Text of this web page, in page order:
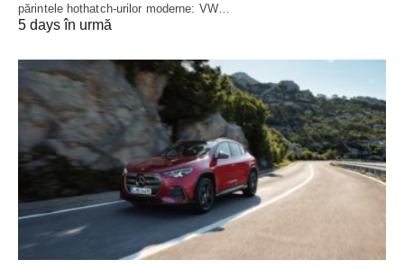
părintele hothatch-urilor moderne: VW…
5 days în urmă